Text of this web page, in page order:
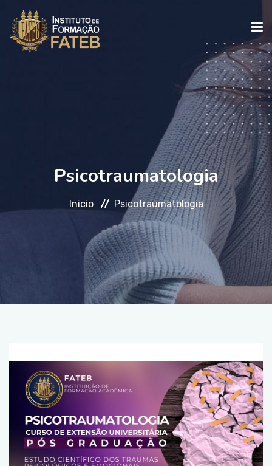
FALE CONOSCO
Psicotraumatologia
Inicio Psicotraumatologia